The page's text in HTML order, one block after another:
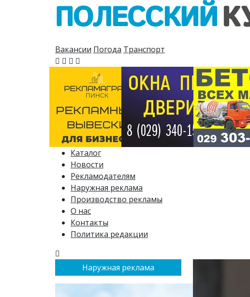
Вакансии Погода Транспорт
Каталог
Новости
Рекламодателям
Наружная реклама
Производство рекламы
О нас
Контакты
Политика редакции
Наружная реклама